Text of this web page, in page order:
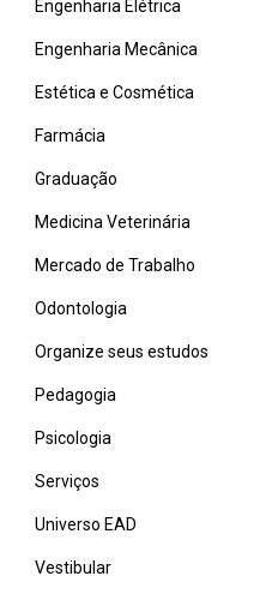
Engenharia Elétrica
Engenharia Mecânica
Estética e Cosmética
Farmácia
Graduação
Medicina Veterinária
Mercado de Trabalho
Odontologia
Organize seus estudos
Pedagogia
Psicologia
Serviços
Universo EAD
Vestibular